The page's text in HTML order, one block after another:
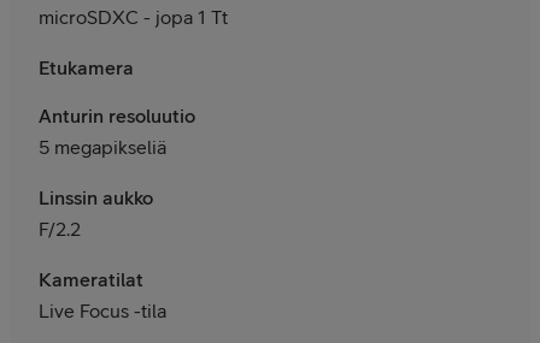
microSDXC - jopa 1 Tt
Etukamera
Anturin resoluutio
5 megapikseliä
Linssin aukko
F/2.2
Kameratilat
Live Focus -tila